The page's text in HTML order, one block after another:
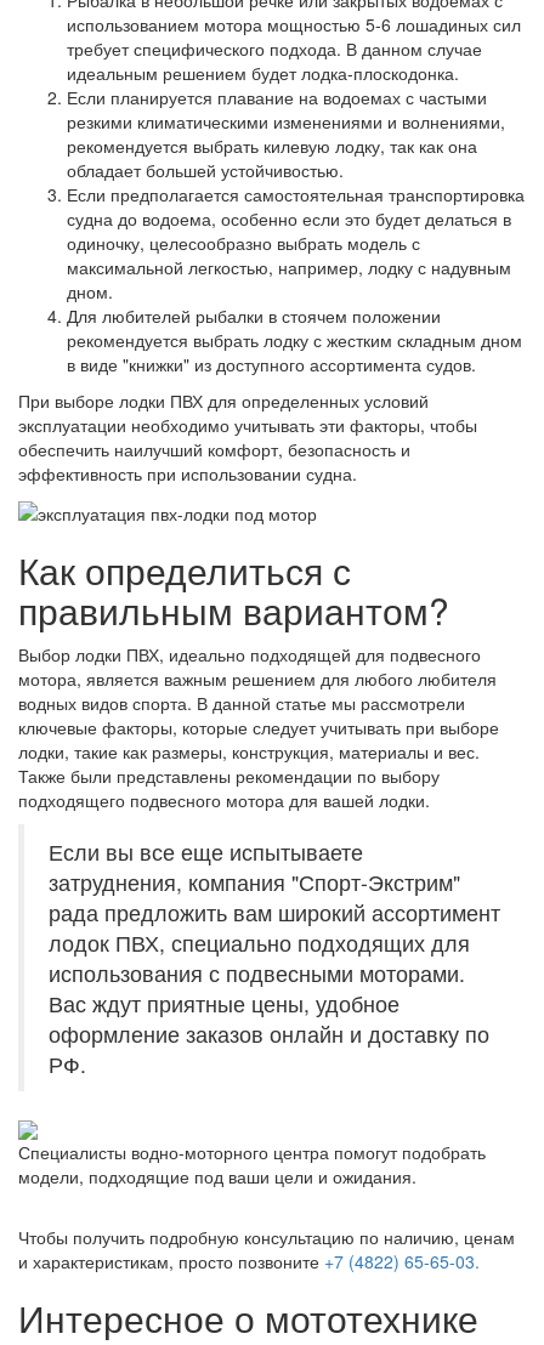
использованием мотора мощностью 5-6 лошадиных сил
требует специфического подхода. В данном случае
идеальным решением будет лодка-плоскодонка.
Если планируется плавание на водоемах с частыми
резкими климатическими изменениями и волнениями,
рекомендуется выбрать килевую лодку, так как она
обладает большей устойчивостью.
Если предполагается самостоятельная транспортировка
судна до водоема, особенно если это будет делаться в
одиночку, целесообразно выбрать модель с
максимальной легкостью, например, лодку с надувным
дном.
Для любителей рыбалки в стоячем положении
рекомендуется выбрать лодку с жестким складным дном
в виде "книжки" из доступного ассортимента судов.
При выборе лодки ПВХ для определенных условий
эксплуатации необходимо учитывать эти факторы, чтобы
обеспечить наилучший комфорт, безопасность и
эффективность при использовании судна.
Как определиться с
правильным вариантом?
Выбор лодки ПВХ, идеально подходящей для подвесного
мотора, является важным решением для любого любителя
водных видов спорта. В данной статье мы рассмотрели
ключевые факторы, которые следует учитывать при выборе
лодки, такие как размеры, конструкция, материалы и вес.
Также были представлены рекомендации по выбору
подходящего подвесного мотора для вашей лодки.
Если вы все еще испытываете
затруднения, компания "Спорт-Экстрим"
рада предложить вам широкий ассортимент
лодок ПВХ, специально подходящих для
использования с подвесными моторами.
Вас ждут приятные цены, удобное
оформление заказов онлайн и доставку по
РФ.
Специалисты водно-моторного центра помогут подобрать
модели, подходящие под ваши цели и ожидания.
Чтобы получить подробную консультацию по наличию, ценам
и характеристикам, просто позвоните +7 (4822) 65-65-03.
Интересное о мототехнике